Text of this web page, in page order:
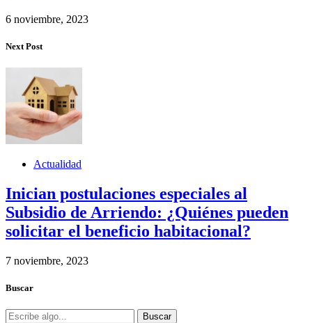
6 noviembre, 2023
Next Post
Actualidad
Inician postulaciones especiales al
Subsidio de Arriendo: ¿Quiénes pueden
solicitar el beneficio habitacional?
7 noviembre, 2023
Buscar
Buscar